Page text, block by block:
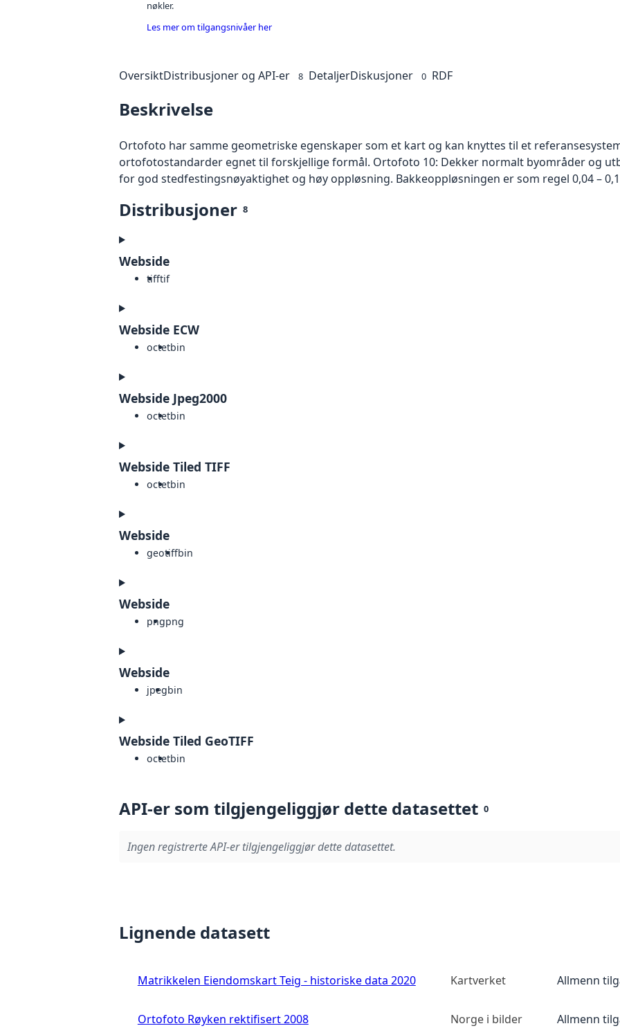
nøkler.
Les mer om tilgangsnivåer her
OversiktDistribusjoner og API-er 8 DetaljerDiskusjoner 0 RDF
Beskrivelse
Ortofoto har samme geometriske egenskaper som et kart og kan knyttes til et
ortofotostandarder egnet til forskjellige formål. Ortofoto 10: Dekker normalt byområder og
for god stedfestingsnøyaktighet og høy oppløsning. Bakkeoppløsningen er som regel 0,04 –
Distribusjoner 8
Webside
tifftif
Webside ECW
octetbin
Webside Jpeg2000
octetbin
Webside Tiled TIFF
octetbin
Webside
geotiffbin
Webside
pngpng
Webside
jpegbin
Webside Tiled GeoTIFF
octetbin
API-er som tilgjengeliggjør dette datasettet 0
Ingen registrerte API-er tilgjengeliggjør dette datasettet.
Lignende datasett
Matrikkelen Eiendomskart Teig - historiske data 2020 Kartverket Allmenn
Ortofoto Røyken rektifisert 2008 Norge i bilder Allmenn